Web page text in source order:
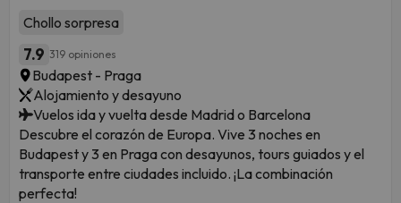
Chollo sorpresa
7.9 319 opiniones
Budapest - Praga
Alojamiento y desayuno
Vuelos ida y vuelta desde Madrid o Barcelona
Descubre el corazón de Europa. Vive 3 noches en
Budapest y 3 en Praga con desayunos, tours guiados y el
transporte entre ciudades incluido. ¡La combinación
perfecta!